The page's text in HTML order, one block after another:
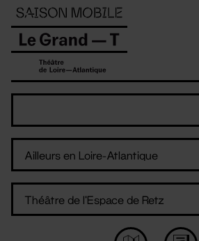
Panneau de gestion des cookies